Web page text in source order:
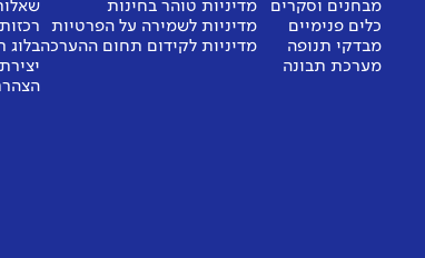
מבחנים וסקרים
כלים פנימיים
מבדקי תנופה
מערכת תבונה
מדיניות טוהר בחינות
מדיניות לשמירה על הפרטיות
מדיניות לקידום תחום ההערכהבלוג